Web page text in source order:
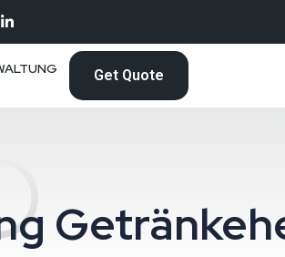
Get Quote